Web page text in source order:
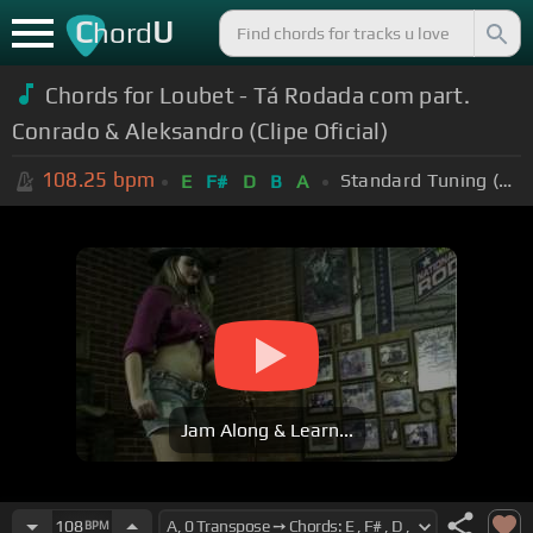
ChordU
Chords for Loubet - Tá Rodada com part.
Conrado & Aleksandro (Clipe Oficial)
108.25 bpm E F# D B A Standard Tuning (EADGBE)
Jam Along & Learn...
108BPM